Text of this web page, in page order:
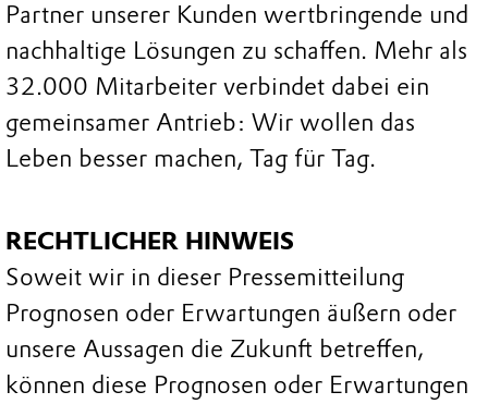
Partner unserer Kunden wertbringende und
nachhaltige Lösungen zu schaffen. Mehr als
32.000 Mitarbeiter verbindet dabei ein
gemeinsamer Antrieb: Wir wollen das
Leben besser machen, Tag für Tag.
RECHTLICHER HINWEIS
Soweit wir in dieser Pressemitteilung
Prognosen oder Erwartungen äußern oder
unsere Aussagen die Zukunft betreffen,
können diese Prognosen oder Erwartungen